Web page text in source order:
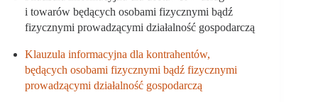
i towarów będących osobami fizycznymi bądź
fizycznymi prowadzącymi działalność gospodarczą
Klauzula informacyjna dla kontrahentów,
będących osobami fizycznymi bądź fizycznymi
prowadzącymi działalność gospodarczą